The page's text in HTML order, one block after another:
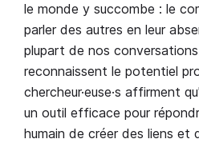
le monde y succombe : le
parler des autres en leur
plupart de nos
reconnaissent le potentiel
chercheur·euse·s affirment
un outil efficace pour
humain de créer des liens et